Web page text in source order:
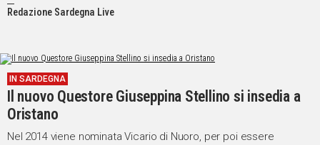
Redazione Sardegna Live
IN SARDEGNA
Il nuovo Questore Giuseppina Stellino si insedia a
Oristano
Nel 2014 viene nominata Vicario di Nuoro, per poi essere